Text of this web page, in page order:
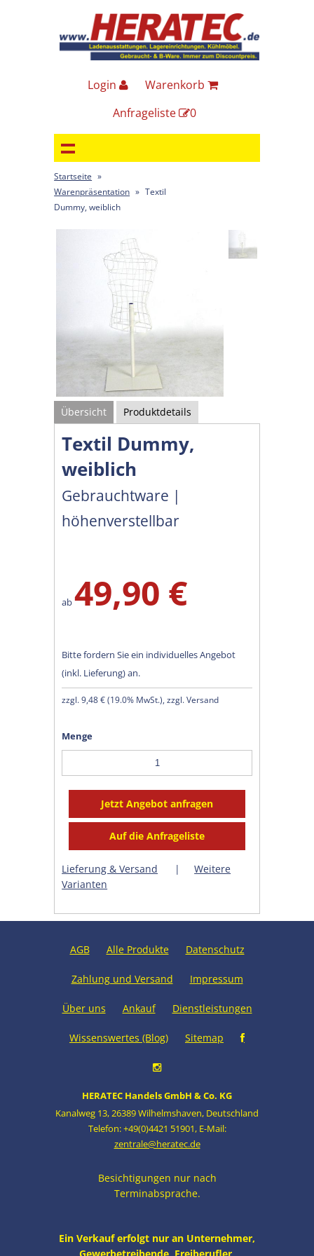
Login
Warenkorb
Anfrageliste
0
Startseite »
Warenpräsentation » Textil
Dummy, weiblich
Übersicht Produktdetails
Textil Dummy,
weiblich
Gebrauchtware |
höhenverstellbar
ab49,90 €
Bitte fordern Sie ein individuelles Angebot
(inkl. Lieferung) an.
zzgl.9,48 € (19.0% MwSt.), zzgl. Versand
Menge
Lieferung & Versand |
Weitere
Varianten
AGB Alle Produkte Datenschutz
Zahlung und Versand Impressum
Über uns Ankauf Dienstleistungen
Wissenswertes (Blog) Sitemap
HERATEC Handels GmbH & Co. KG
Kanalweg 13, 26389 Wilhelmshaven, Deutschland
Telefon: +49(0)4421 51901, E-Mail:
zentrale@heratec.de
Besichtigungen nur nach
Terminabsprache.
Ein Verkauf erfolgt nur an Unternehmer,
Gewerbetreibende, Freiberufler,